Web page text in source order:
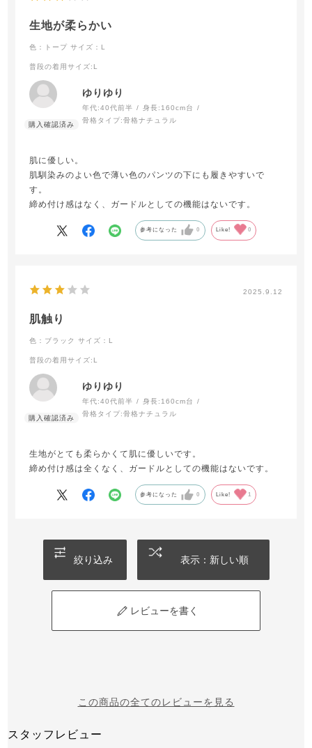
生地が柔らかい
色：トープ サイズ：L
普段の着用サイズ:L
ゆりゆり
年代:40代前半 身長: 160cm台
骨格タイプ:骨格ナチュラル
肌に優しい。
肌馴染みのよい色で薄い色のパンツの下にも履きやすいで
す。
締め付け感はなく、ガードルとしての機能はないです。
参考になった 0 Like! 0
2025.9.12
肌触り
色：ブラック サイズ：L
普段の着用サイズ:L
ゆりゆり
年代:40代前半 身長: 160cm台
骨格タイプ:骨格ナチュラル
生地がとても柔らかくて肌に優しいです。
締め付け感は全くなく、ガードルとしての機能はないです。
参考になった 0 Like! 1
絞り込み 表示：新しい順
レビューを書く
この商品の全てのレビューを見る
スタッフレビュー